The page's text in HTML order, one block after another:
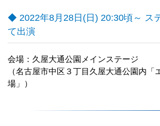
◆ 2022年8月28日(日) 20:30頃～ ス
て出演
会場：久屋大通公園メインステージ
（名古屋市中区３丁目久屋大通公園内「
場」）